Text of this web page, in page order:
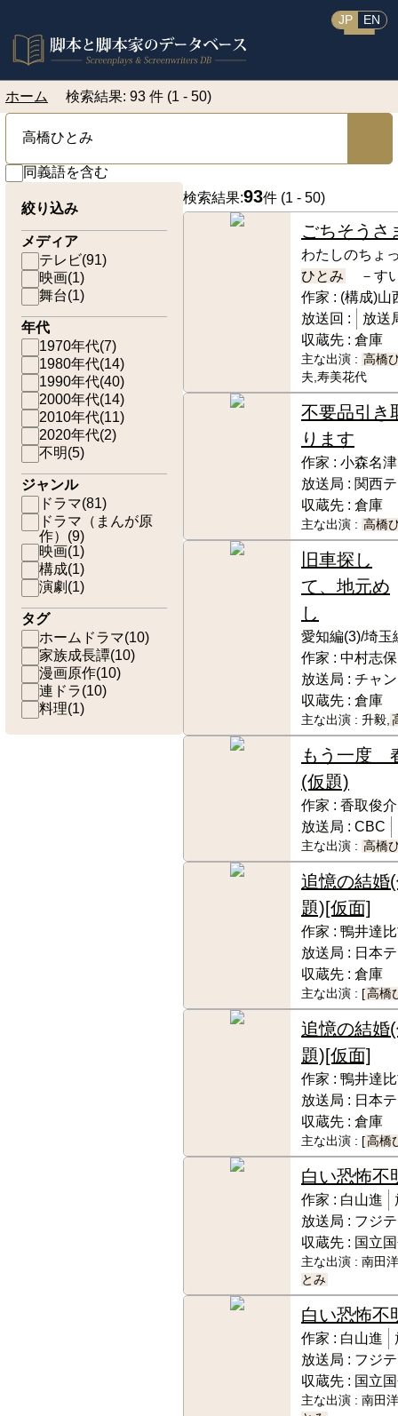
JP EN
ホーム 検索結果: 93 件 (1 - 50)
同義語を含む
絞り込み
メディア
テレビ(91)
映画(1)
舞台(1)
年代
1970年代(7)
1980年代(14)
1990年代(40)
2000年代(14)
2010年代(11)
2020年代(2)
不明(5)
ジャンル
ドラマ(81)
ドラマ（まんが原
作） (9)
映画(1)
構成(1)
演劇 (1)
タグ
ホームドラマ(10)
家族成長譚(10)
漫画原作(10)
連ドラ(10)
料理(1)
検索結果:93件 (1 - 50)
ごちそうさ
わたしのち
ひとみ
－す
作家 : (構成)山
放送回 :
放送
収蔵先 : 倉庫
主な出演 : 高橋
夫,寿美花代
不要品引き
ります
作家 : 小森名津
放送局 : 関西
収蔵先 : 倉庫
主な出演 : 高橋
旧車探し
て、地元め
し
愛知編(3)/埼玉
作家 : 中村志保
放送局 : チャ
収蔵先 : 倉庫
主な出演 : 升毅,
もう一度
(仮題)
作家 : 香取俊介
放送局 : CBC
主な出演 : 高橋
追憶の結婚
題)[仮面]
作家 : 鴨井達
放送局 : 日本
収蔵先 : 倉庫
主な出演 : [高橋
追憶の結婚
題)[仮面]
作家 : 鴨井達
放送局 : 日本
収蔵先 : 倉庫
主な出演 : [高橋
白い恐怖不
作家 : 白山進
放送局 : フジ
収蔵先 : 国立
主な出演 : 南田
とみ
白い恐怖不
作家 : 白山進
放送局 : フジ
収蔵先 : 国立
主な出演 : 南田